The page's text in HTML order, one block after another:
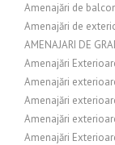
Amenajări de
Amenajări de
AMENAJARI DE
Amenajări
Amenajări
Amenajări
Amenajări
Amenajări